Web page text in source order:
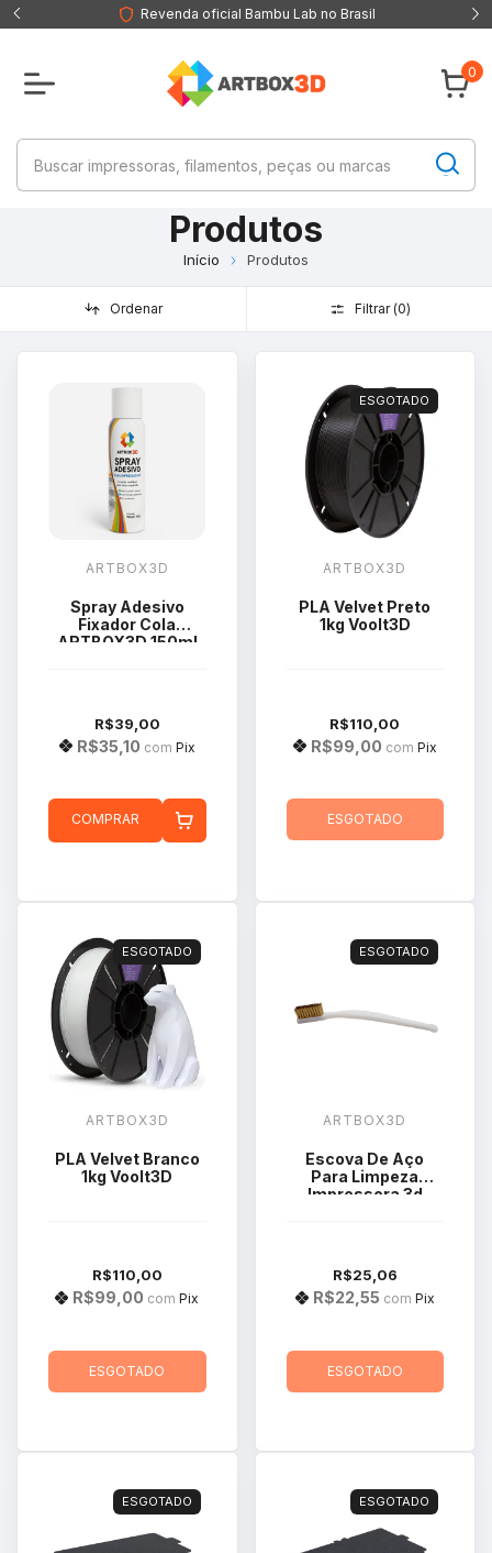
Revenda oficial Bambu Lab no Brasil
0
Produtos
Início Produtos
Ordenar Filtrar (0)
ARTBOX3D
Spray Adesivo
Fixador Cola
ARTBOX3D 150ml
R$39,00
R$35,10 com Pix
COMPRAR
ESGOTADO
ARTBOX3D
PLA Velvet Preto
1kg Voolt3D
R$110,00
R$99,00 com Pix
ESGOTADO
ESGOTADO
ARTBOX3D
PLA Velvet Branco
1kg Voolt3D
R$110,00
R$99,00 com Pix
ESGOTADO
ESGOTADO
ARTBOX3D
Escova De Aço
Para Limpeza
Impressora 3d
R$25,06
R$22,55 com Pix
ESGOTADO
ESGOTADO ESGOTADO